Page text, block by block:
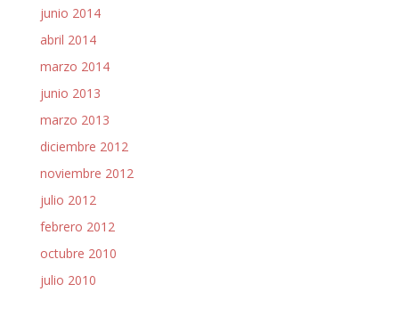
junio 2014
abril 2014
marzo 2014
junio 2013
marzo 2013
diciembre 2012
noviembre 2012
julio 2012
febrero 2012
octubre 2010
julio 2010